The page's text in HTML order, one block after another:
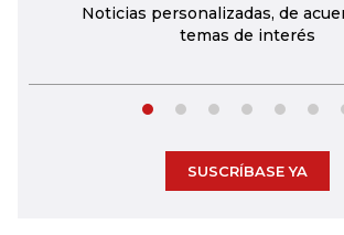
Noticias personalizadas, de
temas de interés
SUSCRÍBASE YA